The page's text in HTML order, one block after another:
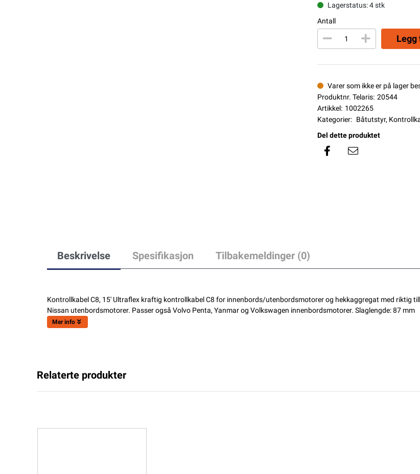
Lagerstatus: 4 stk
Antall
Legg
Varer som ikke er på lager
Produktnr. Telaris: 20544
Artikkel: 1002265
Kategorier: Båtutstyr,
Del dette produktet
Beskrivelse Spesifikasjon Tilbakemeldinger (0)
Kontrollkabel C8, 15' Ultraflex kraftig kontrollkabel C8 for innenbords/utenbordsmotorer og hekkaggregat med riktig
Nissan utenbordsmotorer. Passer også Volvo Penta, Yanmar og Volkswagen innenbordsmotorer. Slaglengde: 87 mm
Mer info
Relaterte produkter